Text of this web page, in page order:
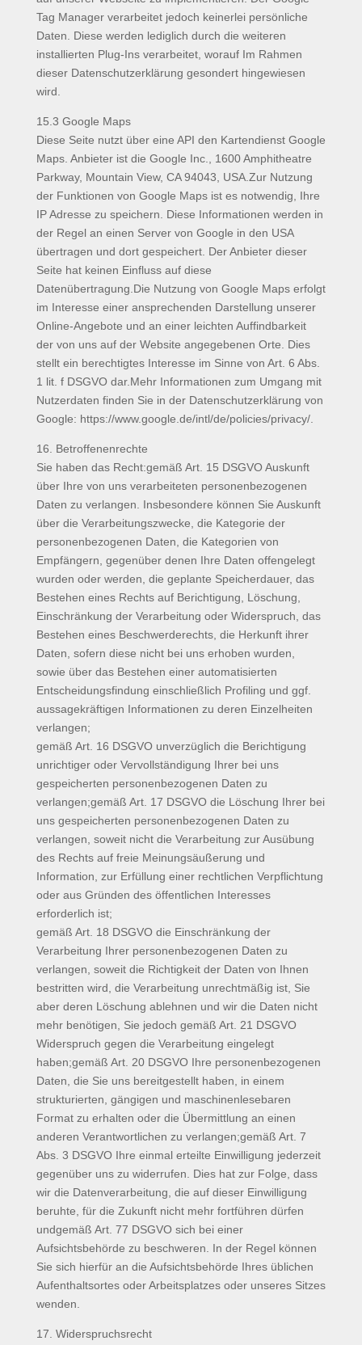
Tag Manager verarbeitet jedoch keinerlei persönliche
Daten. Diese werden lediglich durch die weiteren
installierten Plug-Ins verarbeitet, worauf Im Rahmen
dieser Datenschutzerklärung gesondert hingewiesen
wird.
15.3 Google Maps
Diese Seite nutzt über eine API den Kartendienst Google
Maps. Anbieter ist die Google Inc., 1600 Amphitheatre
Parkway, Mountain View, CA 94043, USA.Zur Nutzung
der Funktionen von Google Maps ist es notwendig, Ihre
IP Adresse zu speichern. Diese Informationen werden in
der Regel an einen Server von Google in den USA
übertragen und dort gespeichert. Der Anbieter dieser
Seite hat keinen Einfluss auf diese
Datenübertragung.Die Nutzung von Google Maps erfolgt
im Interesse einer ansprechenden Darstellung unserer
Online-Angebote und an einer leichten Auffindbarkeit
der von uns auf der Website angegebenen Orte. Dies
stellt ein berechtigtes Interesse im Sinne von Art. 6 Abs.
1 lit. f DSGVO dar.Mehr Informationen zum Umgang mit
Nutzerdaten finden Sie in der Datenschutzerklärung von
Google: https://www.google.de/intl/de/policies/privacy/.
16. Betroffenenrechte
Sie haben das Recht:gemäß Art. 15 DSGVO Auskunft
über Ihre von uns verarbeiteten personenbezogenen
Daten zu verlangen. Insbesondere können Sie Auskunft
über die Verarbeitungszwecke, die Kategorie der
personenbezogenen Daten, die Kategorien von
Empfängern, gegenüber denen Ihre Daten offengelegt
wurden oder werden, die geplante Speicherdauer, das
Bestehen eines Rechts auf Berichtigung, Löschung,
Einschränkung der Verarbeitung oder Widerspruch, das
Bestehen eines Beschwerderechts, die Herkunft ihrer
Daten, sofern diese nicht bei uns erhoben wurden,
sowie über das Bestehen einer automatisierten
Entscheidungsfindung einschließlich Profiling und ggf.
aussagekräftigen Informationen zu deren Einzelheiten
verlangen;
gemäß Art. 16 DSGVO unverzüglich die Berichtigung
unrichtiger oder Vervollständigung Ihrer bei uns
gespeicherten personenbezogenen Daten zu
verlangen;gemäß Art. 17 DSGVO die Löschung Ihrer bei
uns gespeicherten personenbezogenen Daten zu
verlangen, soweit nicht die Verarbeitung zur Ausübung
des Rechts auf freie Meinungsäußerung und
Information, zur Erfüllung einer rechtlichen Verpflichtung
oder aus Gründen des öffentlichen Interesses
erforderlich ist;
gemäß Art. 18 DSGVO die Einschränkung der
Verarbeitung Ihrer personenbezogenen Daten zu
verlangen, soweit die Richtigkeit der Daten von Ihnen
bestritten wird, die Verarbeitung unrechtmäßig ist, Sie
aber deren Löschung ablehnen und wir die Daten nicht
mehr benötigen, Sie jedoch gemäß Art. 21 DSGVO
Widerspruch gegen die Verarbeitung eingelegt
haben;gemäß Art. 20 DSGVO Ihre personenbezogenen
Daten, die Sie uns bereitgestellt haben, in einem
strukturierten, gängigen und maschinenlesebaren
Format zu erhalten oder die Übermittlung an einen
anderen Verantwortlichen zu verlangen;gemäß Art. 7
Abs. 3 DSGVO Ihre einmal erteilte Einwilligung jederzeit
gegenüber uns zu widerrufen. Dies hat zur Folge, dass
wir die Datenverarbeitung, die auf dieser Einwilligung
beruhte, für die Zukunft nicht mehr fortführen dürfen
undgemäß Art. 77 DSGVO sich bei einer
Aufsichtsbehörde zu beschweren. In der Regel können
Sie sich hierfür an die Aufsichtsbehörde Ihres üblichen
Aufenthaltsortes oder Arbeitsplatzes oder unseres Sitzes
wenden.
17. Widerspruchsrecht